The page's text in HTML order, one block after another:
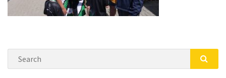
Search